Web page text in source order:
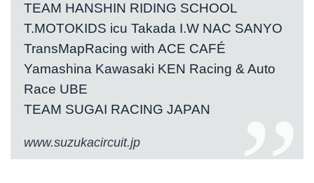
TEAM HANSHIN RIDING SCHOOL
T.MOTOKIDS icu Takada I.W NAC SANYO
TransMapRacing with ACE CAFÉ
Yamashina Kawasaki KEN Racing & Auto
Race UBE
TEAM SUGAI RACING JAPAN
www.suzukacircuit.jp